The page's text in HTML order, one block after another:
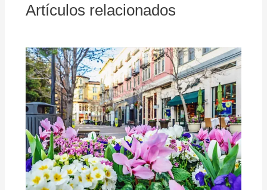
Artículos relacionados